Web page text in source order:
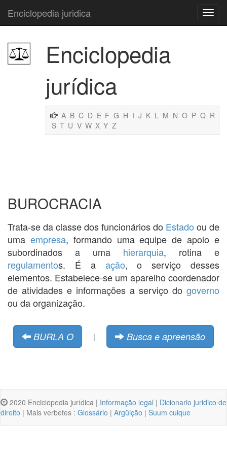
Enciclopedia juridica
Enciclopedia
jurídica
A B C D E F G H I J K L M N O P Q R
S T U V W X Y Z
BUROCRACIA
Trata-se da classe dos funcionários do Estado ou de
uma empresa, formando uma equipe de apoio e
subordinados a uma hierarquia, rotina e
regulamentos. É a ação, o serviço desses
elementos. Estabelece-se um aparelho coordenador
de atividades e informações a serviço do governo
ou da organização.
BURLA O | Busca e apreensão
2020 Enciclopedia jurídica | Informação legal | Dicionario juridico de
direito | Mais verbetes : Glossário | Argüição | Suum cuique